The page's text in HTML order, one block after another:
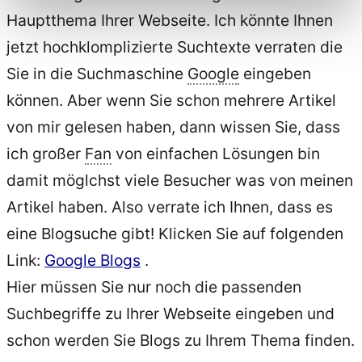
Hauptthema Ihrer Webseite. Ich könnte Ihnen
jetzt hochklomplizierte Suchtexte verraten die
Sie in die Suchmaschine Google eingeben
können. Aber wenn Sie schon mehrere Artikel
von mir gelesen haben, dann wissen Sie, dass
ich großer Fan von einfachen Lösungen bin
damit möglchst viele Besucher was von meinen
Artikel haben. Also verrate ich Ihnen, dass es
eine Blogsuche gibt! Klicken Sie auf folgenden
Link: Google Blogs .
Hier müssen Sie nur noch die passenden
Suchbegriffe zu Ihrer Webseite eingeben und
schon werden Sie Blogs zu Ihrem Thema finden.